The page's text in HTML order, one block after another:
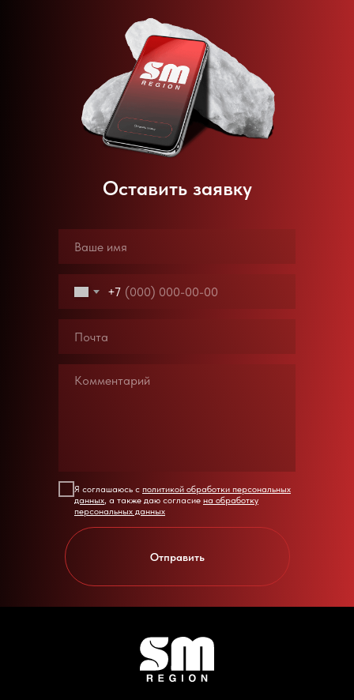
Оставить заявку
+7
Я соглашаюсь с политикой обработки персональных
данных, а также даю согласие на обработку
персональных данных
Отправить